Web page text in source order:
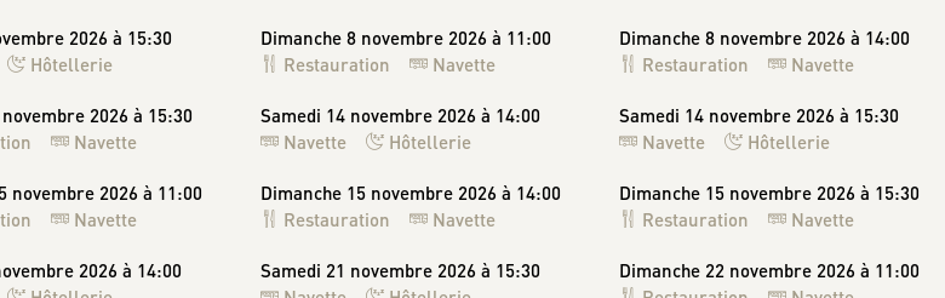
2026 à 15:30
Hôtellerie
Dimanche 8 novembre 2026 à 11:00
Restauration
Navette
Dimanche 8 novembre 2026 à 14:00
Restauration
Navette
2026 à 15:30
Navette
Samedi 14 novembre 2026 à 14:00
Navette
Hôtellerie
Samedi 14 novembre 2026 à 15:30
Navette
Hôtellerie
novembre 2026 à 11:00
Navette
Dimanche 15 novembre 2026 à 14:00
Restauration
Navette
Dimanche 15 novembre 2026 à 15:30
Restauration
Navette
2026 à 14:00
Samedi 21 novembre 2026 à 15:30
Dimanche 22 novembre 2026 à 11:00